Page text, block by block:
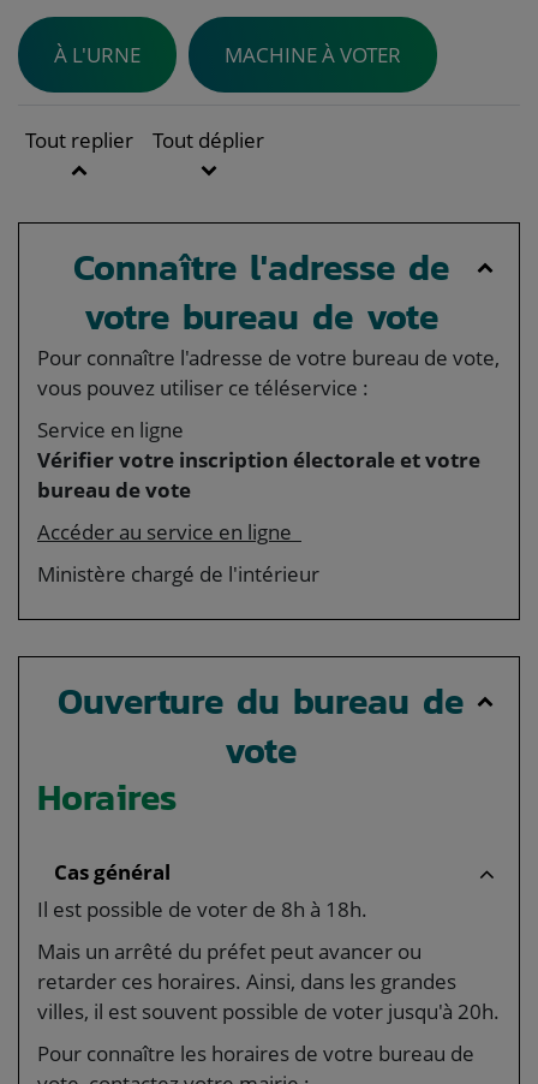
À L'URNE MACHINE À VOTER
Tout replier Tout déplier
Connaître l'adresse de
votre bureau de vote
Pour connaître l'adresse de votre bureau de vote,
vous pouvez utiliser ce téléservice :
Service en ligne
Vérifier votre inscription électorale et votre
bureau de vote
Accéder au service en ligne
Ministère chargé de l'intérieur
Ouverture du bureau de
vote
Horaires
Cas général
Il est possible de voter de 8h à 18h.
Mais un arrêté du préfet peut avancer ou
retarder ces horaires. Ainsi, dans les grandes
villes, il est souvent possible de voter jusqu'à 20h.
Pour connaître les horaires de votre bureau de